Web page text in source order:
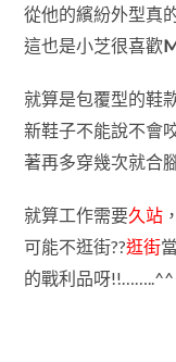
從他的繽紛外型真
這也是小芝很喜歡
就算是包覆型的鞋
新鞋子不能說不會
著再多穿幾次就合
就算工作需要久站
可能不逛街??逛街
的戰利品呀!!……..^^